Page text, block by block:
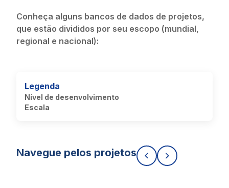
Conheça alguns bancos de dados de projetos,
que estão divididos por seu escopo (mundial,
regional e nacional):
Legenda
Nível de desenvolvimento
Escala
Navegue pelos projetos